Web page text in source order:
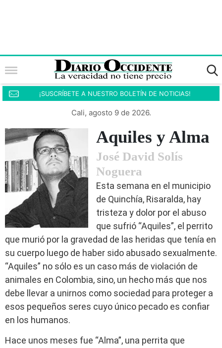
¡SUSCRÍBETE A NUESTRO BOLETÍN DE NOTICIAS!
Cali, agosto 9 de 2026.
Aquiles y Alma
José David Solís
Noguera
Esta semana en el municipio
de Quinchía, Risaralda, hay
tristeza y dolor por el abuso
que sufrió “Aquiles”, el perrito
que murió por la gravedad de las heridas que tenía en
su cuerpo luego de haber sido abusado sexualmente.
“Aquiles” no sólo es un caso más de violación de
animales en Colombia, sino, un hecho más que nos
debe llevar a unirnos como sociedad para proteger a
esos pequeños seres cuyo único pecado es confiar
en los humanos.
Hace unos meses fue “Alma”, una perrita que